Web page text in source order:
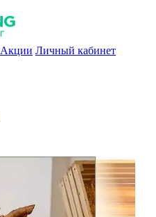
Акции Личный кабинет